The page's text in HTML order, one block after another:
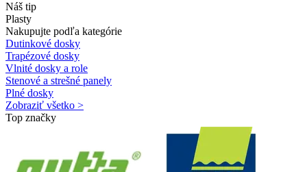
Náš tip
Plasty
Nakupujte podľa kategórie
Dutinkové dosky
Trapézové dosky
Vlnité dosky a role
Stenové a strešné panely
Plné dosky
Zobraziť všetko >
Top značky